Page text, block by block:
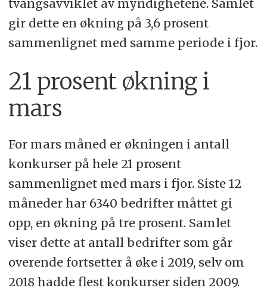
tvangsavviklet av myndighetene. Samlet
gir dette en økning på 3,6 prosent
sammenlignet med samme periode i fjor.
21 prosent økning i
mars
For mars måned er økningen i antall
konkurser på hele 21 prosent
sammenlignet med mars i fjor. Siste 12
måneder har 6340 bedrifter måttet gi
opp, en økning på tre prosent. Samlet
viser dette at antall bedrifter som går
overende fortsetter å øke i 2019, selv om
2018 hadde flest konkurser siden 2009.